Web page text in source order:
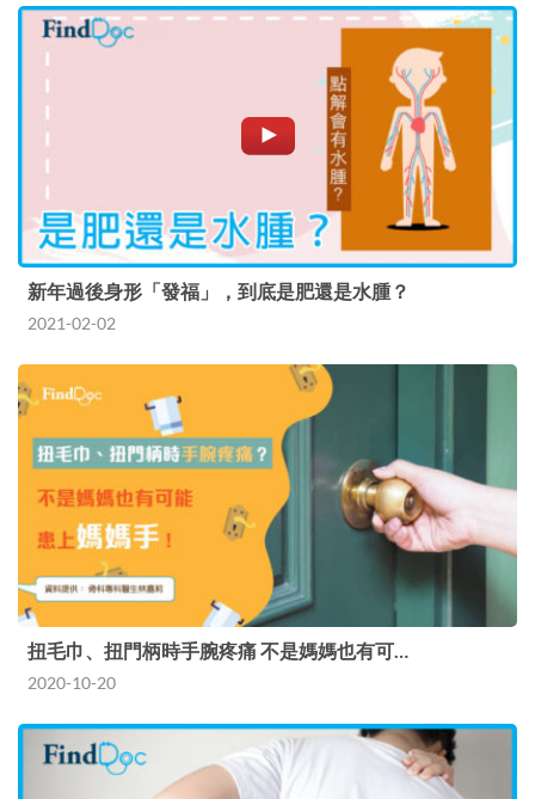
新年過後身形「發福」，到底是肥還是水腫？
2021-02-02
扭毛巾、扭門柄時手腕疼痛 不是媽媽也有可…
2020-10-20